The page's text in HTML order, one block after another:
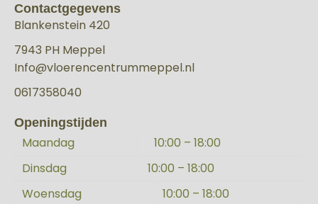
Contactgegevens
Blankenstein 420
7943 PH Meppel
Info@vloerencentrummeppel.nl
0617358040
Openingstijden
Maandag
10:00 – 18:00
Dinsdag
10:00 – 18:00
Woensdag
10:00 – 18:00